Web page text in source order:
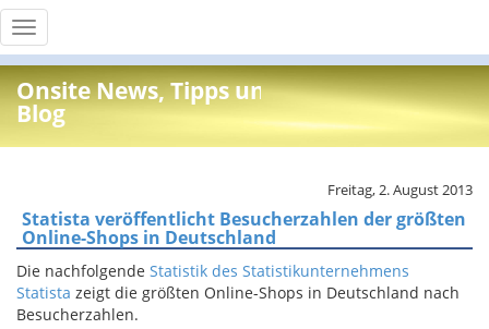
Toggle
navigation
Onsite News, Tipps und Info
Blog
Freitag, 2. August 2013
Statista veröffentlicht Besucherzahlen der größten
Online-Shops in Deutschland
Die nachfolgende Statistik des Statistikunternehmens
Statista zeigt die größten Online-Shops in Deutschland nach
Besucherzahlen.